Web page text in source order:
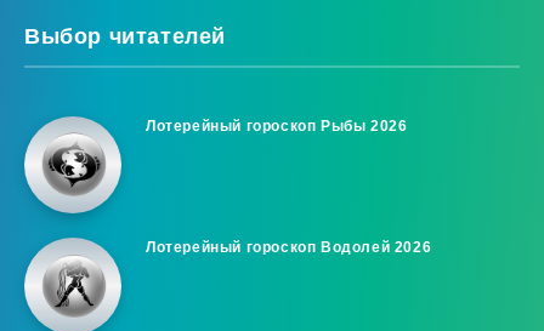
Выбор читателей
Лотерейный гороскоп Рыбы 2026
Лотерейный гороскоп Водолей 2026